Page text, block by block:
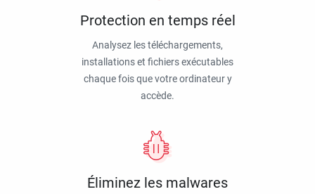
Protection en temps réel
Analysez les téléchargements,
installations et fichiers exécutables
chaque fois que votre ordinateur y
accède.
Éliminez les malwares